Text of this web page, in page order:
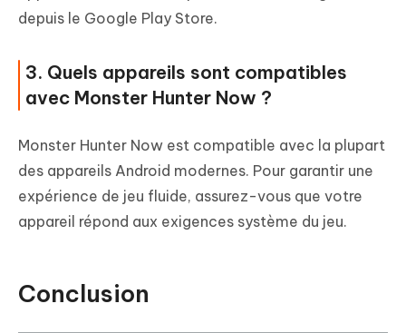
depuis le Google Play Store.
3. Quels appareils sont compatibles
avec Monster Hunter Now ?
Monster Hunter Now est compatible avec la plupart
des appareils Android modernes. Pour garantir une
expérience de jeu fluide, assurez-vous que votre
appareil répond aux exigences système du jeu.
Conclusion